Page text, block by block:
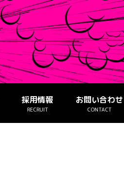
採用情報
RECRUIT
お問い合わせ
CONTACT